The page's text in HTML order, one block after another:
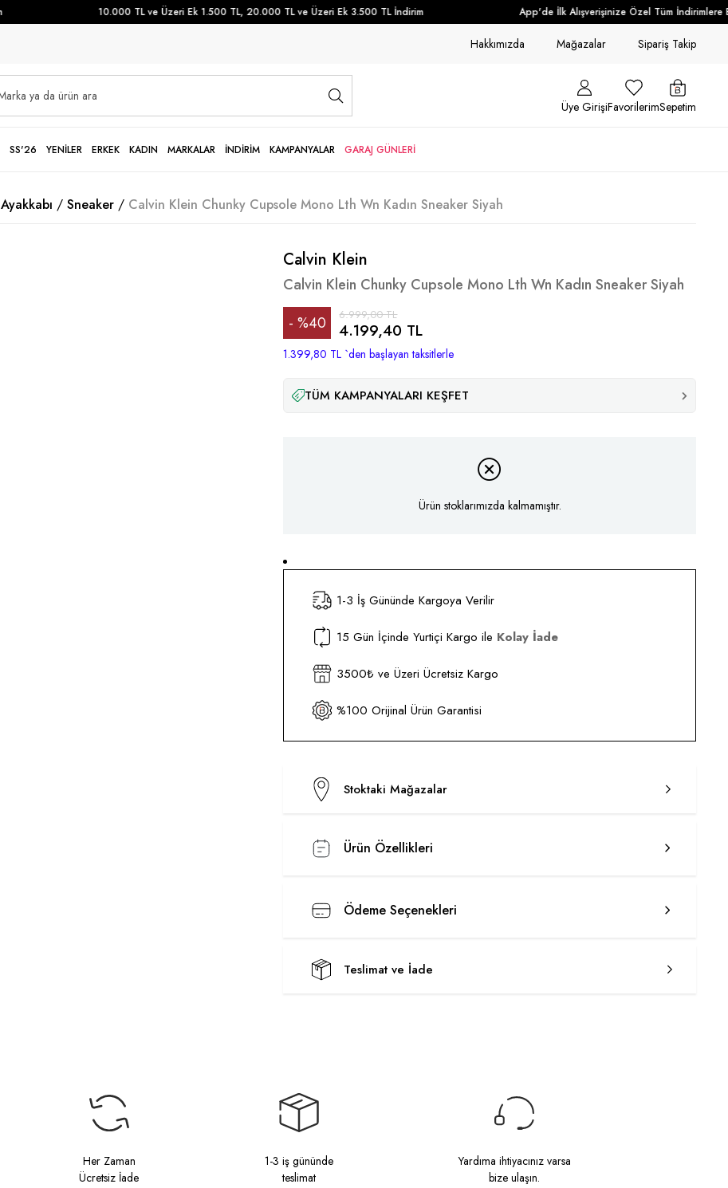
10.000 TL ve Üzeri Ek 1.500 TL, 20.000 TL ve Üzeri Ek 3.500 TL İndirim App'de İlk Alışverişinize Özel Tüm İndirimlere
Hakkımızda Mağazalar Sipariş Takip
Üye GirişiFavorilerimSepetim
SS'26 YENİLER ERKEK KADIN MARKALAR İNDİRİM KAMPANYALAR GARAJ GÜNLERİ
Ayakkabı Sneaker Calvin Klein Chunky Cupsole Mono Lth Wn Kadın Sneaker Siyah
Calvin Klein
Calvin Klein Chunky Cupsole Mono Lth Wn Kadın Sneaker Siyah
%40
İndirim
6.999,00 TL
4.199,40 TL
1.399,80 TL `den başlayan taksitlerle
TÜM KAMPANYALARI KEŞFET
Ürün stoklarımızda kalmamıştır.
1-3 İş Gününde Kargoya Verilir
15 Gün İçinde Yurtiçi Kargo ile Kolay İade
3500₺ ve Üzeri Ücretsiz Kargo
%100 Orijinal Ürün Garantisi
Stoktaki Mağazalar
Ürün Özellikleri
Ödeme Seçenekleri
Teslimat ve İade
Her Zaman
Ücretsiz İade
1-3 iş gününde
teslimat
Yardıma ihtiyacınız varsa
bize ulaşın.